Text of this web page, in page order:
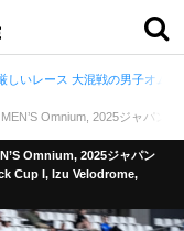
しいレース 大混戦の男子オム
Omnium, 2025ジャパ
Omnium, 2025ジャパン
Cup I, Izu Velodrome,